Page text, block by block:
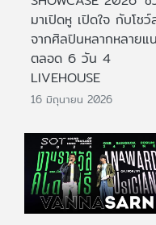
มาเปิดหู เปิดใจ กับโช
จากศิลปินหลากหลายแ
ตลอด 6 วัน 4
LIVEHOUSE
16 มิถุนายน 2026